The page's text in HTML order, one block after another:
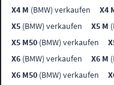
X4 M (BMW) verkaufen X4
X5 (BMW) verkaufen X5 M
X5 M50 (BMW) verkaufen
X6 (BMW) verkaufen X6 M
X6 M50 (BMW) verkaufen